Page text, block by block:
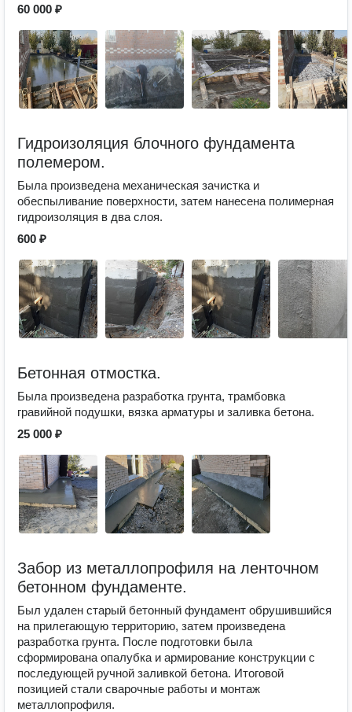
60 000 ₽
Гидроизоляция блочного фундамента
полемером.
Была произведена механическая зачистка и
обеспыливание поверхности, затем нанесена полимерная
гидроизоляция в два слоя.
600 ₽
Бетонная отмостка.
Была произведена разработка грунта, трамбовка
гравийной подушки, вязка арматуры и заливка бетона.
25 000 ₽
Забор из металлопрофиля на ленточном
бетонном фундаменте.
Был удален старый бетонный фундамент обрушившийся
на прилегающую территорию, затем произведена
разработка грунта. После подготовки была
сформирована опалубка и армирование конструкции с
последующей ручной заливкой бетона. Итоговой
позицией стали сварочные работы и монтаж
металлопрофиля.